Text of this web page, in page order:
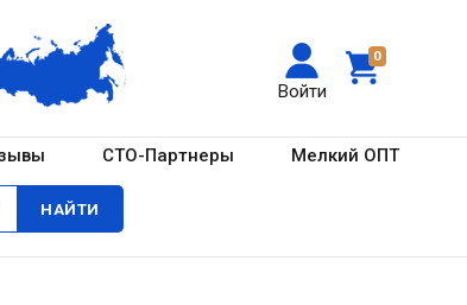
0
Войти
СТО-Партнеры Мелкий ОПТ